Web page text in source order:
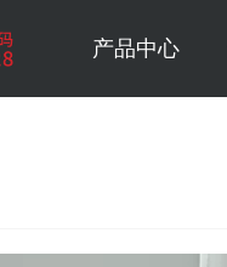
产品中心